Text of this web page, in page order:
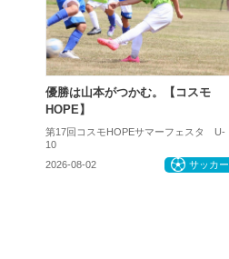
優勝は山本がつかむ。【コスモ
HOPE】
第17回コスモHOPEサマーフェスタ U-
10
2026-08-02
サッカー